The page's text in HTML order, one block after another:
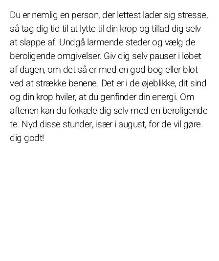
Du er nemlig en person, der lettest lader sig stresse,
så tag dig tid til at lytte til din krop og tillad dig selv
at slappe af. Undgå larmende steder og vælg de
beroligende omgivelser. Giv dig selv pauser i løbet
af dagen, om det så er med en god bog eller blot
ved at strække benene. Det er i de øjeblikke, dit sind
og din krop hviler, at du genfinder din energi. Om
aftenen kan du forkæle dig selv med en beroligende
te. Nyd disse stunder, især i august, for de vil gøre
dig godt!